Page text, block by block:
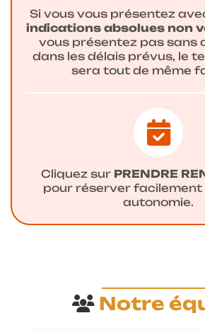
Si vous vous présentez
indications absolues non
vous présentez pas sans
dans les délais prévus, le
sera tout de même
Cliquez sur PRENDRE
pour réserver facilement
autonomie.
Notre